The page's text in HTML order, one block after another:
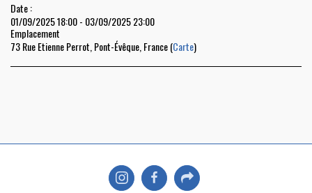
Date :
01/09/2025 18:00 - 03/09/2025 23:00
Emplacement
73 Rue Etienne Perrot, Pont-Évêque, France (Carte)